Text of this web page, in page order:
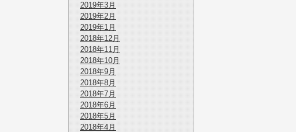
2019年3月
2019年2月
2019年1月
2018年12月
2018年11月
2018年10月
2018年9月
2018年8月
2018年7月
2018年6月
2018年5月
2018年4月